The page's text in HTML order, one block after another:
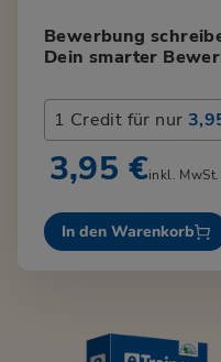
Bewerbung
Dein smarter
1 Credit für nur
3,95 €inkl. MwSt.
In den Warenkorb